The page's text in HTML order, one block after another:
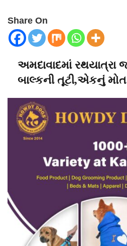
Share On
અમદાવાદમાં રથયાત્રા
બાલ્કની તૂટી,એકનું મોત